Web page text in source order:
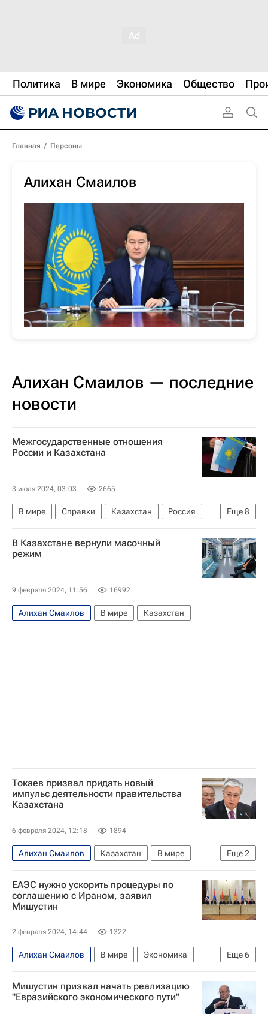
Политика В мире Экономика Общество
Главная / Персоны
Алихан Смаилов
Алихан Смаилов — последние
новости
Межгосударственные отношения
России и Казахстана
3 июля 2024, 03:03 2665
Еще8
В мире Справки Казахстан
Россия
Москва
Касым-Жомарт Токаев
Мурат Нуртлеу
ОДКБ СНГ
Саммит ШОС в Астане – 2024
В Казахстане вернули масочный
режим
9 февраля 2024, 11:56 16992
Алихан Смаилов В мире Казахстан
Токаев призвал придать новый
импульс деятельности правительства
Казахстана
6 февраля 2024, 12:18 1894
Еще2
Алихан Смаилов Казахстан
В мире
Касым-Жомарт Токаев
Олжас Бектенов
ЕАЭС нужно ускорить процедуры по
соглашению с Ираном, заявил
Мишустин
2 февраля 2024, 14:44 1322
Еще6
Алихан Смаилов В мире
Экономика
Иран
Казахстан
Россия
Михаил Мишустин
Акылбек Жапаров
Мишустин призвал начать реализацию
"Евразийского экономического пути"